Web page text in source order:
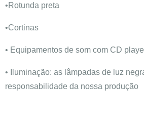
•Rotunda preta
•Cortinas
• Equipamentos de som com CD
• Iluminação: as lâmpadas de luz
responsabilidade da nossa produção